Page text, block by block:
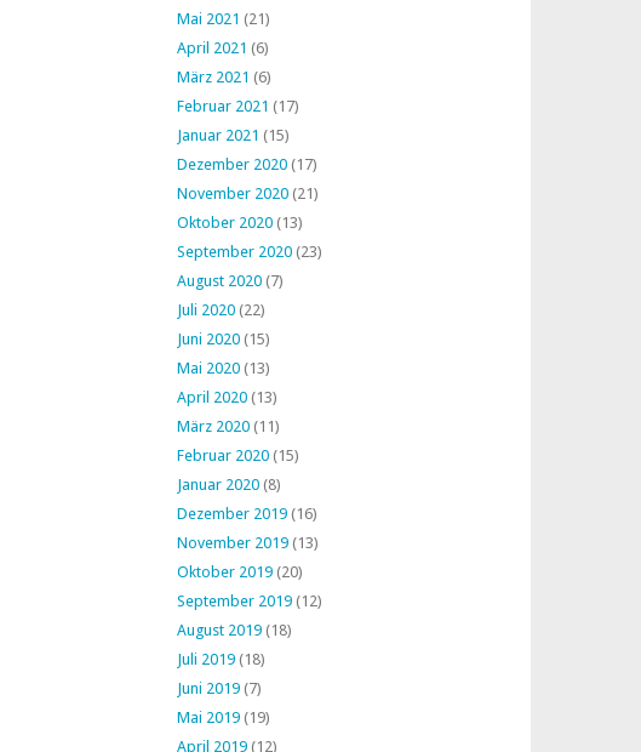
Mai 2021 (21)
April 2021 (6)
März 2021 (6)
Februar 2021 (17)
Januar 2021 (15)
Dezember 2020 (17)
November 2020 (21)
Oktober 2020 (13)
September 2020 (23)
August 2020 (7)
Juli 2020 (22)
Juni 2020 (15)
Mai 2020 (13)
April 2020 (13)
März 2020 (11)
Februar 2020 (15)
Januar 2020 (8)
Dezember 2019 (16)
November 2019 (13)
Oktober 2019 (20)
September 2019 (12)
August 2019 (18)
Juli 2019 (18)
Juni 2019 (7)
Mai 2019 (19)
April 2019 (12)